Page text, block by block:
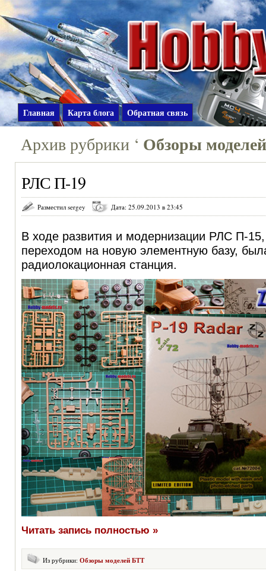
Главная Карта блога Обратная связь
Архив рубрики ‘ Обзоры
РЛС П-19
Разместил sergey Дата: 25.09.2013 в 23:45
В ходе развития и модернизации РЛС П-
переходом на новую элементную базу,
радиолокационная станция.
Читать запись полностью »
Из рубрики: Обзоры моделей БТТ